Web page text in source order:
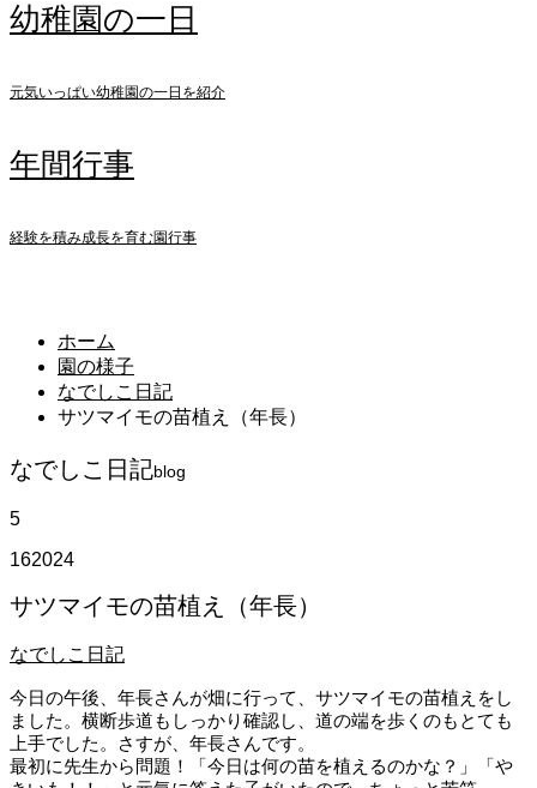
幼稚園の一日
元気いっぱい幼稚園の一日を紹介
年間行事
経験を積み成長を育む園行事
ホーム
園の様子
なでしこ日記
サツマイモの苗植え（年長）
なでしこ日記blog
5
162024
サツマイモの苗植え（年長）
なでしこ日記
今日の午後、年長さんが畑に行って、サツマイモの苗植えをし
ました。横断歩道もしっかり確認し、道の端を歩くのもとても
上手でした。さすが、年長さんです。
最初に先生から問題！「今日は何の苗を植えるのかな？」「や